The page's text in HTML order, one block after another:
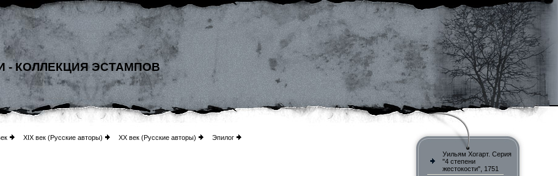
- КОЛЛЕКЦИЯ ЭСТАМПОВ
XIX век (Русские авторы) XX век (Русские авторы) Эпилог
Уильям Хогарт. Серия
"4 степени
жестокости", 1751